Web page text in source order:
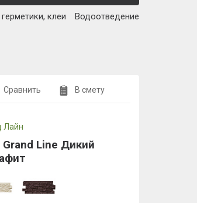
клеи Водоотведение
Сравнить В смету
Лайн
Line Дикий